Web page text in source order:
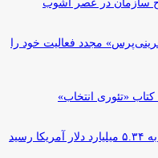
سازمان در عصر آشوب
مجدد فعالیت خود را
«تئوری انتخاب»